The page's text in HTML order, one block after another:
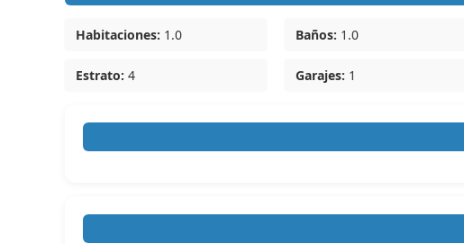
Habitaciones: 1.0 Baños: 1.0
Estrato: 4 Garajes: 1